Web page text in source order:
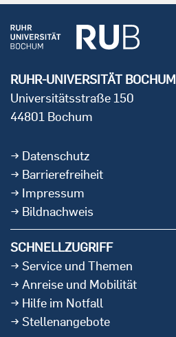
RUHR-UNIVERSITÄT BOCHUM
Universitätsstraße 150
44801 Bochum
Datenschutz
Barrierefreiheit
Impressum
Bildnachweis
SCHNELLZUGRIFF
Service und Themen
Anreise und Mobilität
Hilfe im Notfall
Stellenangebote